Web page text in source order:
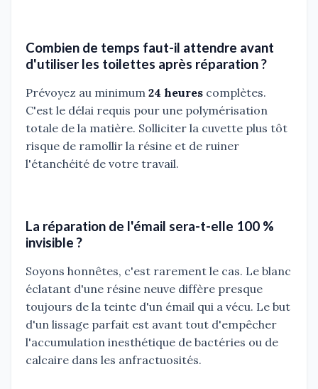
Combien de temps faut-il attendre avant
d'utiliser les toilettes après réparation ?
Prévoyez au minimum 24 heures complètes.
C'est le délai requis pour une polymérisation
totale de la matière. Solliciter la cuvette plus tôt
risque de ramollir la résine et de ruiner
l'étanchéité de votre travail.
La réparation de l'émail sera-t-elle 100 %
invisible ?
Soyons honnêtes, c'est rarement le cas. Le blanc
éclatant d'une résine neuve diffère presque
toujours de la teinte d'un émail qui a vécu. Le but
d'un lissage parfait est avant tout d'empêcher
l'accumulation inesthétique de bactéries ou de
calcaire dans les anfractuosités.